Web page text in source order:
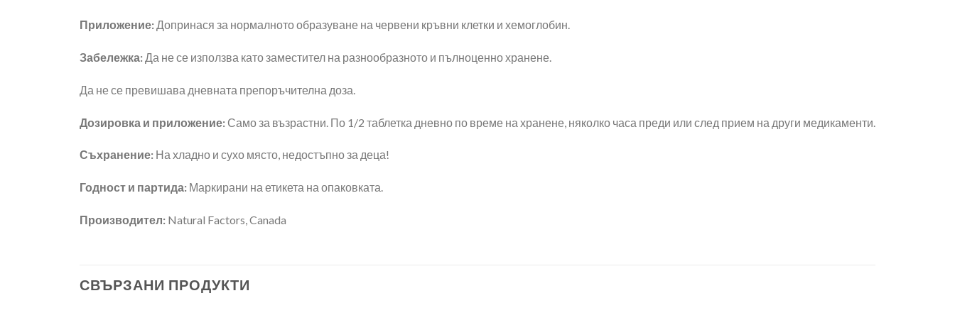
Приложение:Допринася за нормалното образуване на червени кръвни клетки и хемоглобин.
Забележка:Да не се използва като заместител на разнообразното и пълноценно хранене.
Да не се превишава дневната препоръчителна доза.
Дозировка и приложение: Само за възрастни. По 1/2 таблетка дневно по време на хранене, няколко часа преди или след прием на други медикаменти.
Съхранение: На хладно и сухо място, недостъпно за деца!
Годност и партида: Маркирани на етикета на опаковката.
Производител: Natural Factors, Canada
СВЪРЗАНИ ПРОДУКТИ